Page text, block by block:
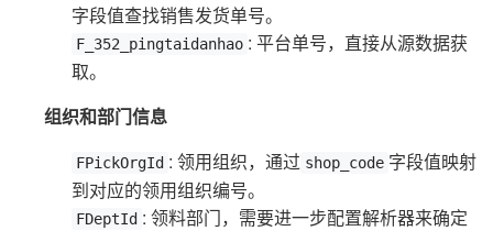
字段值查找销售发货单号。
F_352_pingtaidanhao : 平台单号，直接从源数据获
取。
组织和部门信息
FPickOrgId : 领用组织，通过 shop_code 字段值映射
到对应的领用组织编号。
FDeptId : 领料部门，需要进一步配置解析器来确定